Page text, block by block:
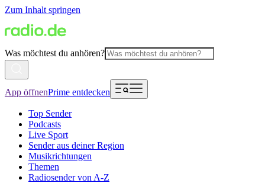
Zum Inhalt springen
Was möchtest du anhören?
App öffnenPrime entdecken
Top Sender
Podcasts
Live Sport
Sender aus deiner Region
Musikrichtungen
Themen
Radiosender von A-Z